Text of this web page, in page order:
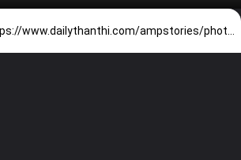
https://www.dailythanthi.com/ampstories/photo-story/actress-kayadu-lohars-latest-clicks-4